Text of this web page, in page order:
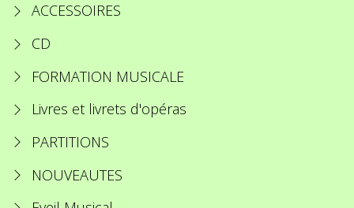
ACCESSOIRES
CD
FORMATION MUSICALE
Livres et livrets d'opéras
PARTITIONS
NOUVEAUTES